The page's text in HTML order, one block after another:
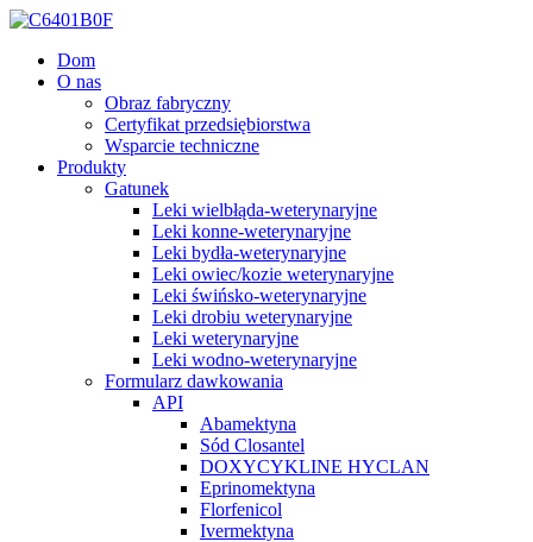
Dom
O nas
Obraz fabryczny
Certyfikat przedsiębiorstwa
Wsparcie techniczne
Produkty
Gatunek
Leki wielbłąda-weterynaryjne
Leki konne-weterynaryjne
Leki bydła-weterynaryjne
Leki owiec/kozie weterynaryjne
Leki świńsko-weterynaryjne
Leki drobiu weterynaryjne
Leki weterynaryjne
Leki wodno-weterynaryjne
Formularz dawkowania
API
Abamektyna
Sód Closantel
DOXYCYKLINE HYCLAN
Eprinomektyna
Florfenicol
Ivermektyna